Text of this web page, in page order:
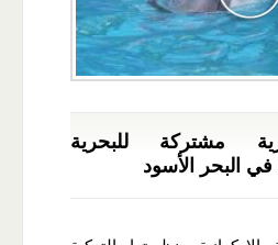
مشتركة للبحرية
في البحر الأسود